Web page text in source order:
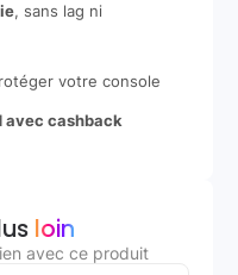
, sans lag ni
votre console
avec cashback
loin
avec ce produit